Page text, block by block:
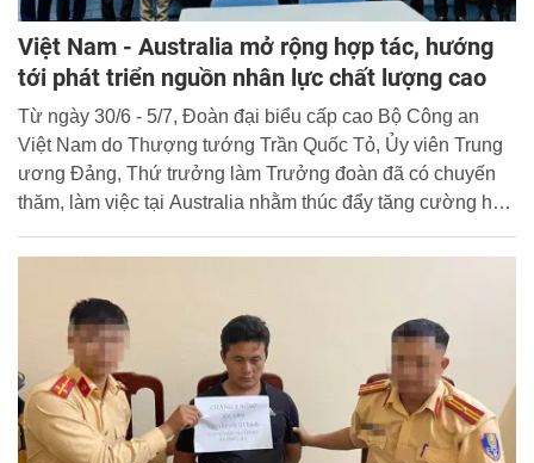
Việt Nam - Australia mở rộng hợp tác, hướng
tới phát triển nguồn nhân lực chất lượng cao
Từ ngày 30/6 - 5/7, Đoàn đại biểu cấp cao Bộ Công an
Việt Nam do Thượng tướng Trần Quốc Tỏ, Ủy viên Trung
ương Đảng, Thứ trưởng làm Trưởng đoàn đã có chuyến
thăm, làm việc tại Australia nhằm thúc đẩy tăng cường hợp
độ cán bộ giữa Bộ Công an Việt Nam với Cảnh sát